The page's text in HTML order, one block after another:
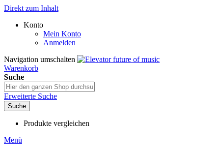
Direkt zum Inhalt
Konto
Mein Konto
Anmelden
Navigation umschalten
Warenkorb
Suche
Erweiterte Suche
Suche
Produkte vergleichen
Menü